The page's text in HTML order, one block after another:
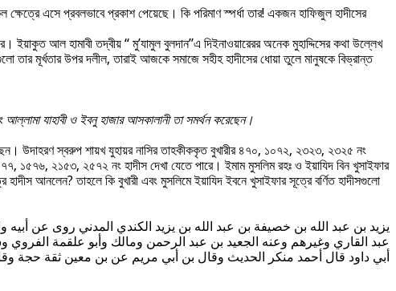
এসে প্রবলভাবে প্রকাশ পেয়েছে। কি পরিমাণ স্পর্ধা তার! একজন হাফিজুল হাদীসের
আল হামাবী তদ্বীয় “ মু’যামুল বুলদান”এ দিইনাওয়ারেরর অনেক মুহাদ্দিসের কথা উল্লেখ
তার মূর্খতার উপর দলীল, তারাই আজকে সমাজে সহীহ হাদীসের ধোয়া তুলে মানুষকে বিভ্রান্ত
যাহাবী ও ইবনু হাজার আসকালানী তা সমর্থন করেছেন।
উদাহরণ স্বরুপ শায়খ যুহায়র নাসির তাহকীককৃত বুখারীর ৪৭০, ১০৭২, ২৩২৩, ২৩২৫ নং
১৫৭৬, ২১৫৩, ২৫৭২ নং হাদীস দেখা যেতে পারে। ইমাম মুসলিম রহঃ ও ইয়াযিদ বিন খুসাইফার
হাদীস আনলেন? তাহলে কি বুখারী এবং মুসলিমে ইয়াযিদ ইবনে খুসাইফার সূত্রে বর্ণিত হাদীসগুলো
يزيد بن عبد الله بن خصيفة بن عبد الله بن يزيد الكندي المدني روى عن
عبد القاري وغيرهم وعنه الجعيد بن عبد الرحمن ومالك وأبو علقمة
أبي داود قال أحمد منكر الحديث وقال بن أبي مريم عن بن معين ثقة حجة